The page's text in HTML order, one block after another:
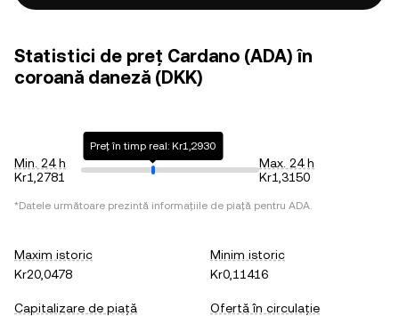
Statistici de preț Cardano (ADA) în
coroană daneză (DKK)
Min. 24 h
Kr1,2781
Preț în timp real: Kr1,2930
Max. 24 h
Kr1,3150
*Datele următoare prezintă informațiile de piață pentru ADA.
Maxim istoric
Kr20,0478
Minim istoric
Kr0,11416
Capitalizare de piață
Ofertă în circulație